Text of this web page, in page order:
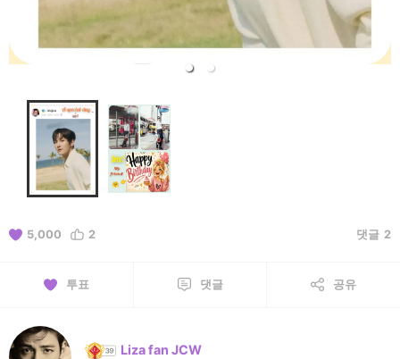
5,000 2 댓글 2
투표 댓글 공유
Liza fan JCW